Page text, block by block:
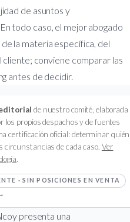
de asuntos y
todo caso, el mejor abogado
la materia específica, del
conviene comparar las
antes de decidir.
de nuestro comité, elaborada
propios despachos y de fuentes
certificación oficial: determinar quién
circunstancias de cada caso. Ver
.
· SIN POSICIONES EN VENTA
presenta una